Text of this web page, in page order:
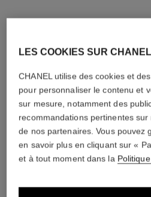
L'ACCORD
LES COOKIES SUR
CHANEL utilise des cookies et
pour personnaliser le contenu et
sur mesure, notamment des
recommandations pertinentes
de nos partenaires. Vous pouvez
en savoir plus en cliquant sur «
et à tout moment dans la